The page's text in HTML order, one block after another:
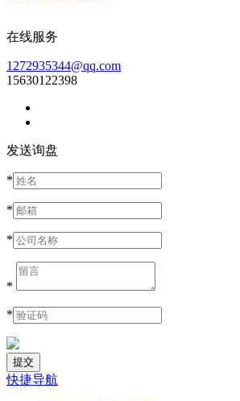
在线服务
1272935344@qq.com
15630122398
发送询盘
*
*
*
*
*
快捷导航